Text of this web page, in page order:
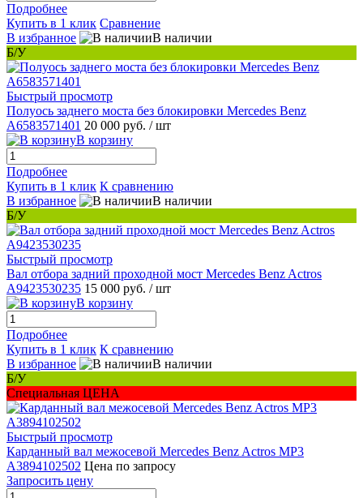
Подробнее
Купить в 1 клик Сравнение
В избранное
В наличии
Б/У
Быстрый просмотр
Полуось заднего моста без блокировки Mercedes Benz
A6583571401 20 000 руб. / шт
В корзину
Подробнее
Купить в 1 клик К сравнению
В избранное
В наличии
Б/У
Быстрый просмотр
Вал отбора задний проходной мост Mercedes Benz Actros
A9423530235 15 000 руб. / шт
В корзину
Подробнее
Купить в 1 клик К сравнению
В избранное
В наличии
Б/У
Специальная ЦЕНА
Быстрый просмотр
Карданный вал межосевой Mercedes Benz Actros MP3
A3894102502 Цена по запросу
Запросить цену